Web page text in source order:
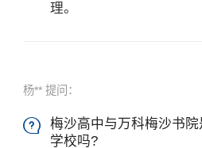
理。
杨** 提问：

梅沙高中与万科梅沙书
学校吗?